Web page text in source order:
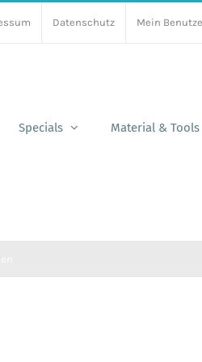
Datenschutz Mein
Specials Material & Tools